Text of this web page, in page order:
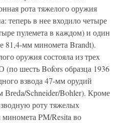
рота тяжелого оружия
теперь в нее входило четыре
пулемета в каждом) и один
81,4-мм миномета Brandt).
оружия состояла из трех
шесть Bofors образца 1936
взвода 47-мм орудий
Schneider/Bohler). Кроме
роту тяжелых
PM/Resita во